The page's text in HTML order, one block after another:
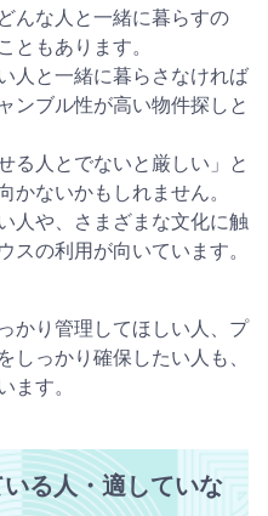
んな人と一緒に暮らすの
ともあります。
人と一緒に暮らさなければ
ンブル性が高い物件探しと
る人とでないと厳しい」と
かないかもしれません。
人や、さまざまな文化に触
スの利用が向いています。
かり管理してほしい人、プ
しっかり確保したい人も、
ます。
る人・適していな